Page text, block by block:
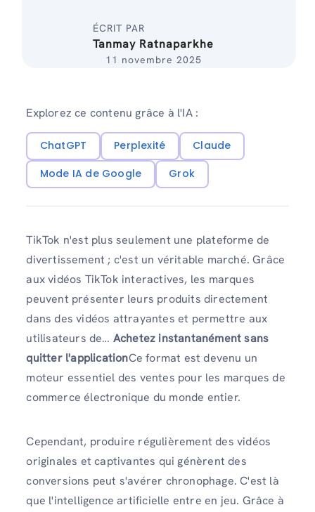
ÉCRIT PAR
Tanmay Ratnaparkhe
11 novembre 2025
Explorez ce contenu grâce à l'IA :
ChatGPT Perplexité
Claude
Mode IA de Google
Grok
TikTok n'est plus seulement une plateforme de
divertissement ; c'est un véritable marché. Grâce
aux vidéos TikTok interactives, les marques
peuvent présenter leurs produits directement
dans des vidéos attrayantes et permettre aux
utilisateurs de… Achetez instantanément sans
quitter l'applicationCe format est devenu un
moteur essentiel des ventes pour les marques de
commerce électronique du monde entier.
Cependant, produire régulièrement des vidéos
originales et captivantes qui génèrent des
conversions peut s'avérer chronophage. C'est là
que l'intelligence artificielle entre en jeu. Grâce à